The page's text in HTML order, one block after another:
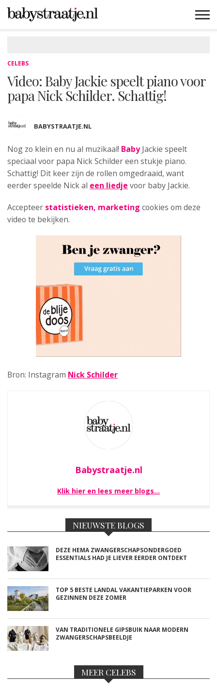
CELEBS
Video: Baby Jackie speelt piano voor
papa Nick Schilder. Schattig!
BABYSTRAATJE.NL
Nog zo klein en nu al muzikaal! BabyJackie speelt
speciaal voor papa Nick Schilder een stukje piano.
Schattig! Dit keer zijn de rollen omgedraaid, want
eerder speelde Nick al een liedje voor baby Jackie.
Accepteer statistieken, marketing cookies om deze
video te bekijken.
Bron: Instagram Nick Schilder
Babystraatje.nl
Klik hier en lees meer blogs…
NIEUWSTE BLOGS
DEZE HEMA ZWANGERSCHAPSONDERGOED
ESSENTIALS HAD JE LIEVER EERDER ONTDEKT
TOP 5 BESTE LANDAL VAKANTIEPARKEN VOOR
GEZINNEN DEZE ZOMER
VAN TRADITIONELE GIPSBUIK NAAR MODERN
ZWANGERSCHAPSBEELDJE
MEER CELEBS